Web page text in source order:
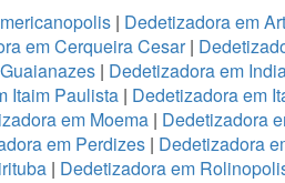
| Dedetizadora em
em Cerqueira Cesar|
| Dedetizadora em
Itaim Paulista | Dedetizadora em
em Moema | Dedetizadora
em Perdizes | Dedetizadora
| Dedetizadora em